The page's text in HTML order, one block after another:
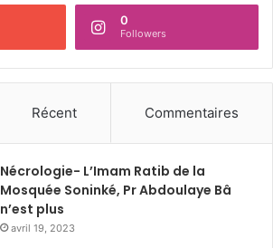
0
Followers
Récent Commentaires
Nécrologie- L’Imam Ratib de la
Mosquée Soninké, Pr Abdoulaye Bâ
n’est plus
avril 19, 2023